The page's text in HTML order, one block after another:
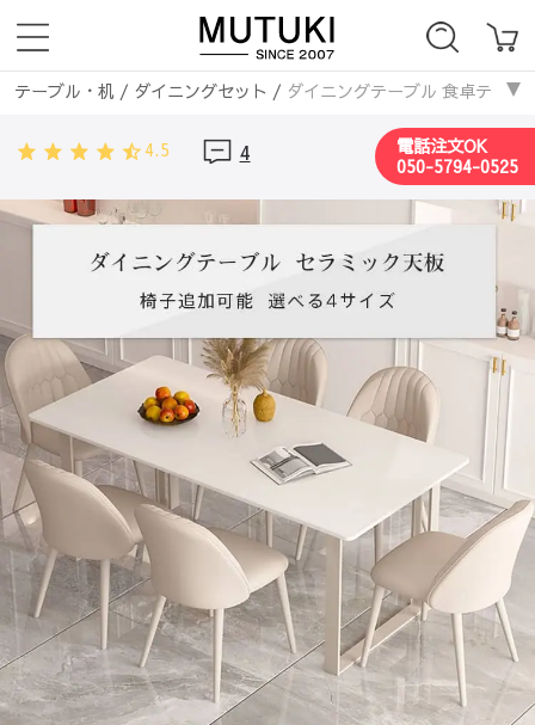
テーブル・机 / ダイニングセット / ダイニングテーブル 食卓テー
ダイニングテーブル/ セラミックダイニングテーブル/ダイニング
4.5 4
電話注文OK
050-5794-0525